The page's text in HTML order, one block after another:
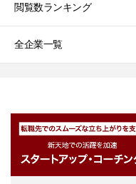
閲覧数ランキング
全企業一覧